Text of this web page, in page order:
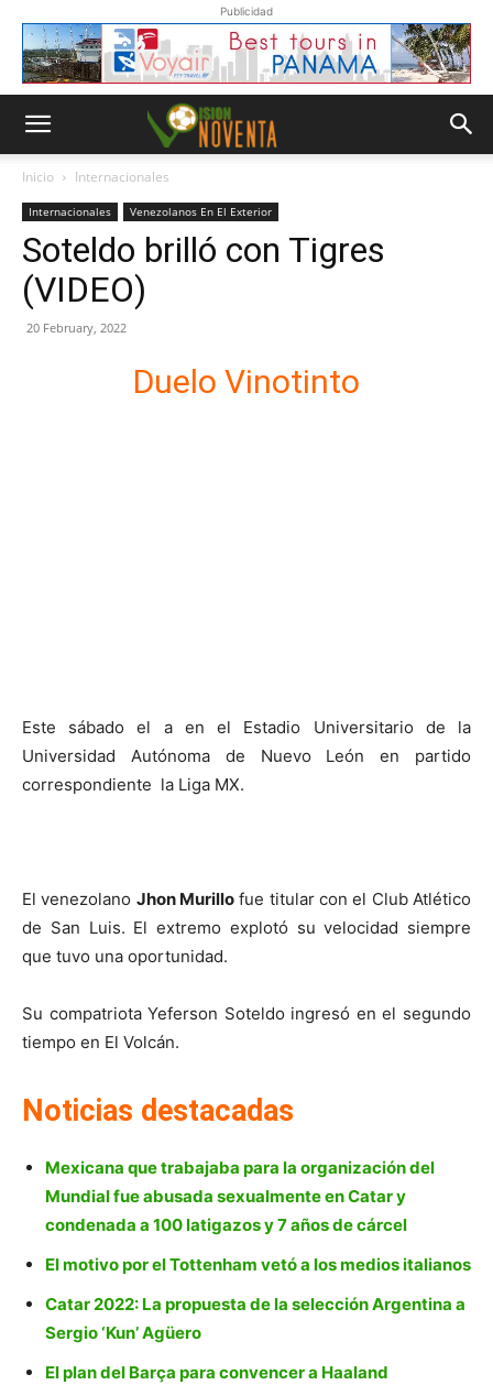
Publicidad
Inicio Internacionales
Internacionales Venezolanos En El Exterior
Soteldo brilló con Tigres
(VIDEO)
20 February, 2022
Duelo Vinotinto
Este sábado el a en el Estadio Universitario de la
Universidad Autónoma de Nuevo León en partido
correspondiente la Liga MX.
El venezolano Jhon Murillo fue titular con el Club Atlético
de San Luis. El extremo explotó su velocidad siempre
que tuvo una oportunidad.
Su compatriota Yeferson Soteldo ingresó en el segundo
tiempo en El Volcán.
Noticias destacadas
Mexicana que trabajaba para la organización del
Mundial fue abusada sexualmente en Catar y
condenada a 100 latigazos y 7 años de cárcel
El motivo por el Tottenham vetó a los medios italianos
Catar 2022: La propuesta de la selección Argentina a
Sergio ‘Kun’ Agüero
El plan del Barça para convencer a Haaland